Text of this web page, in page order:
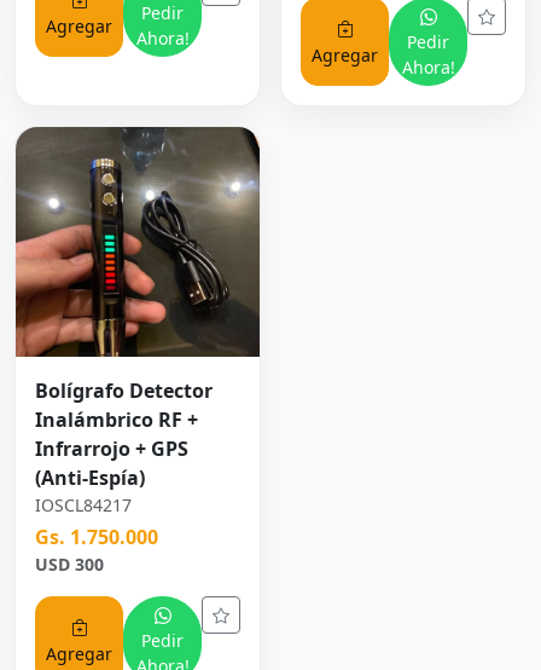
Agregar
Pedir
Ahora!
Agregar
Pedir
Ahora!
Bolígrafo Detector
Inalámbrico RF +
Infrarrojo + GPS
(Anti-Espía)
IOSCL84217
Gs. 1.750.000
USD 300
Agregar
Pedir